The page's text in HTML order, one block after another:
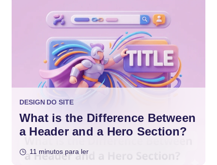
DESIGN DO SITE
What is the Difference Between
a Header and a Hero Section?
11 minutos para ler